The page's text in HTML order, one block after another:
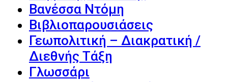
Βανέσσα Ντόμη
Βιβλιοπαρουσιάσεις
Γεωπολιτική – Διακρατική /
Διεθνής Τάξη
Γλωσσάρι